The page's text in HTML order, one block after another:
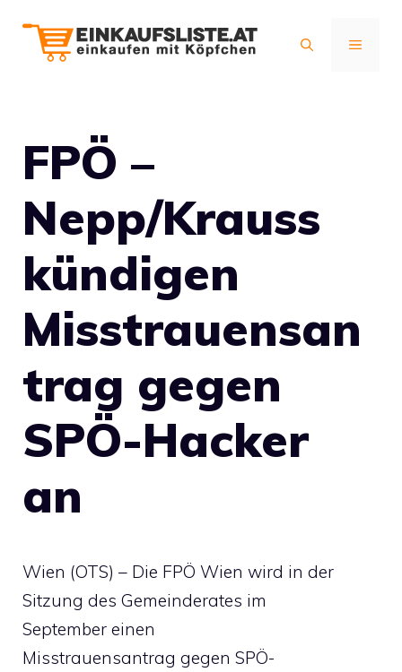
Inhalt
MENÜ
FPÖ –
Nepp/Krauss
kündigen
Misstrauensan
trag gegen
SPÖ-Hacker
an
Wien (OTS) – Die FPÖ Wien wird in der
Sitzung des Gemeinderates im
September einen
Misstrauensantrag gegen SPÖ-